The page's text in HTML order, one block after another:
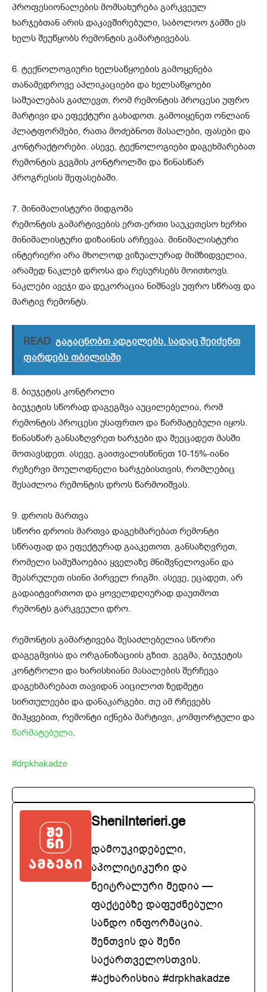
პროფესიონალების მომსახურება გარკვეულ
ხარჯებთან არის დაკავშირებული, საბოლოო ჯამში ეს
ხელს შეუწყობს რემონტის გამარტივებას.
6. ტექნოლოგიური ხელსაწყოების გამოყენება
თანამედროვე აპლიკაციები და ხელსაწყოები
საშუალებას გაძლევთ, რომ რემონტის პროცესი უფრო
მარტივი და ეფექტური გახადოთ. გამოიყენეთ ონლაინ
პლატფორმები, რათა მოძებნოთ მასალები, ფასები და
კონტრაქტორები. ასევე, ტექნოლოგიები დაგეხმარებათ
რემონტის გეგმის კონტროლში და წინასწარ
პროგრესის შეფასებაში.
7. მინიმალისტური მიდგომა
რემონტის გამარტივების ერთ-ერთი საუკეთესო ხერხი
მინიმალისტური დიზაინის არჩევაა. მინიმალისტური
ინტერიერი არა მხოლოდ ვიზუალურად მიმზიდველია,
არამედ ნაკლებ დროსა და რესურსებს მოითხოვს.
ნაკლები ავეჯი და დეკორაცია ნიშნავს უფრო სწრაფ და
მარტივ რემონტს.
READ გაგაცნობთ ადგილებს, სადაც შეიძენთ
ფარდებს თბილისში
8. ბიუჯეტის კონტროლი
ბიუჯეტის სწორად დაგეგმვა აუცილებელია, რომ
რემონტის პროცესი უსაფრთო და წარმატებული იყოს.
წინასწარ განსაზღვრეთ ხარჯები და შეეცადეთ მასში
მოთავსდეთ. ასევე, გაითვალისწინეთ 10-15%-იანი
რეზერვი მოულოდნელი ხარჯებისთვის, რომლებიც
შესაძლოა რემონტის დროს წარმოიშვას.
9. დროის მართვა
სწორი დროის მართვა დაგეხმარებათ რემონტი
სწრაფად და ეფექტურად გააკეთოთ. განსაზღვრეთ,
რომელი სამუშაოებია ყველაზე მნიშვნელოვანი და
შეასრულეთ ისინი პირველ რიგში. ასევე, ეცადეთ, არ
გადაიტვირთოთ და ყოველდღიურად დაუთმოთ
რემონტს გარკვეული დრო.
რემონტის გამარტივება შესაძლებელია სწორი
დაგეგმვისა და ორგანიზაციის გზით. გეგმა, ბიუჯეტის
კონტროლი და ხარისხიანი მასალების შერჩევა
დაგეხმარებათ თავიდან აიცილოთ ზედმეტი
სირთულეები და დანაკარგები. თუ ამ რჩევებს
მიჰყვებით, რემონტი იქნება მარტივი, კომფორტული და
წარმატებული.
#drpkhakadze
SheniInterieri.ge
დამოუკიდებელი,
აპოლიტიკური და
ნეიტრალური მედია —
ფაქტებზე დაფუძნებული
სანდო ინფორმაცია.
შენთვის და შენი
საქართველოსთვის.
#აქხარისხია #drpkhakadze